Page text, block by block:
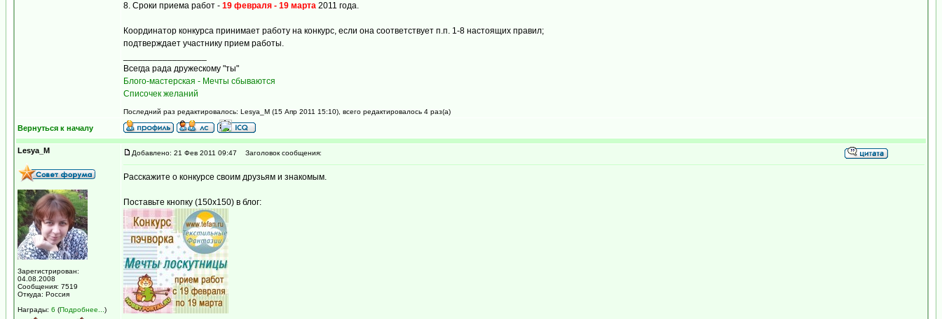
8. Сроки приема работ - 19 февраля - 19 марта 2011 года.
Координатор конкурса принимает работу на конкурс, если она соответствует п.п. 1-8 настоящих правил;
подтверждает участнику прием работы.
Всегда рада дружескому "ты"
Блого-мастерская - Мечты сбываются
Списочек желаний
Последний раз редактировалось: Lesya_M (15 Апр 2011 15:10), всего редактировалось 4 раз(а)
Вернуться к началу
Lesya_M
Зарегистрирован:
04.08.2008
Сообщения: 7519
Откуда: Россия
Награды: 6 (Подробнее... )
Добавлено: 21 Фев 2011 09:47 Заголовок сообщения:
Расскажите о конкурсе своим друзьям и знакомым.
Поставьте кнопку (150х150) в блог: